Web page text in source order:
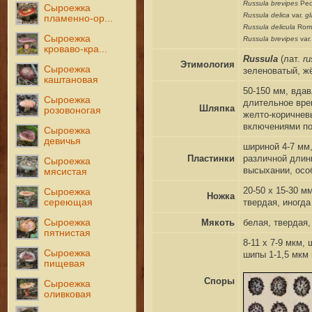
Сыроежка
пламенно-ор...
Сыроежка
кроваво-кра...
Сыроежка
каштановая
Сыроежка
розовоногая
Сыроежка
девичья
Сыроежка
мясистая
Сыроежка
сереющая
Сыроежка
пятнистая
Сыроежка
пищевая
Сыроежка
оливковая
Russula brevipes
Russula delica var.
Russula delicula
Russula brevipes var.
Этимология
Russula (лат.
зеленоватый,
Шляпка
50-150 мм,
длительное
желто-
включениями
Пластинки
шириной 4-7
различной
высыхании,
Ножка
20-50 x 15-30
твердая,
Мякоть
белая,
Споры
8-11 x 7-9 мкм,
шипы 1-1,5 мкм